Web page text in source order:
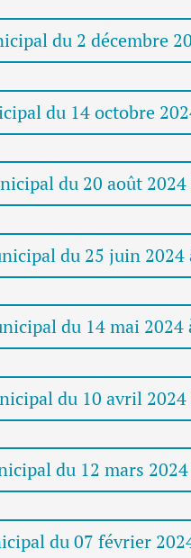
du 2 décembre
du 14 octobre
du 20 août 2024
du 25 juin 2024
du 14 mai 2024
du 10 avril 2024
du 12 mars
du 07 février